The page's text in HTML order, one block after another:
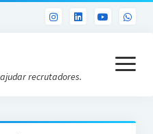
recrutadores.
open
menu